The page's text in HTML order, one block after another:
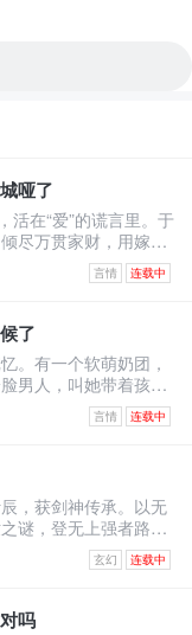
哑了
活在“爱”的谎言里。于
尽万贯家财，用嫁妆
与绿茶表妹沆瀣一
终被渣男一剑穿胸，
吃绝户，与表妹双宿
只剩一具空壳！白莲
，当众撕烂表妹虚伪
言情 连载中
了
。有一个软萌奶团，
男人，叫她带着孩子
的未婚夫领了证，他
等条约！林瑧直接掀
婚后的自己怎么成为
年里她拼命讨好老
，挣钱给她只求她离
言情 连载中
，获剑神传承。以无
谜，登无上强者路！
诸天！恢宏大世谁主
玄幻 连载中
吗